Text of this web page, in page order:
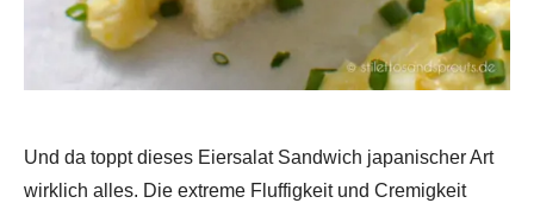
Und da toppt dieses Eiersalat Sandwich japanischer Art
wirklich alles. Die extreme Fluffigkeit und Cremigkeit